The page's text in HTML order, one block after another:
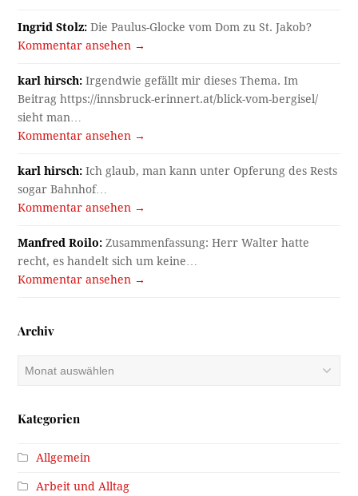
Ingrid Stolz: Die Paulus-Glocke vom Dom zu St. Jakob?
Kommentar ansehen →
karl hirsch: Irgendwie gefällt mir dieses Thema. Im
Beitrag https://innsbruck-erinnert.at/blick-vom-bergisel/
sieht man…
Kommentar ansehen →
karl hirsch: Ich glaub, man kann unter Opferung des Rests
sogar Bahnhof…
Kommentar ansehen →
Manfred Roilo: Zusammenfassung: Herr Walter hatte
recht, es handelt sich um keine…
Kommentar ansehen →
Archiv
Kategorien
Allgemein
Arbeit und Alltag